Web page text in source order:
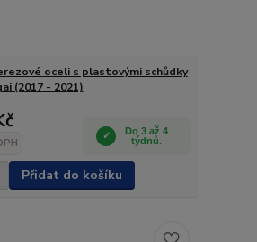
oceli s plastovými schůdky
(2017 - 2021)
Do 3 až 4
týdnů.
Přidat do košíku